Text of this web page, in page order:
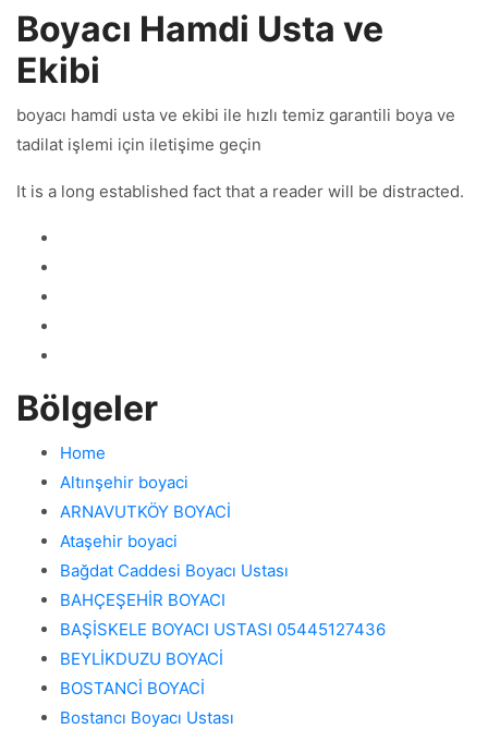
Boyacı Hamdi Usta ve
Ekibi
boyacı hamdi usta ve ekibi ile hızlı temiz garantili boya ve
tadilat işlemi için iletişime geçin
It is a long established fact that a reader will be distracted.
Bölgeler
Home
Altınşehir boyaci
ARNAVUTKÖY BOYACİ
Ataşehir boyaci
Bağdat Caddesi Boyacı Ustası
BAHÇEŞEHİR BOYACI
BAŞİSKELE BOYACI USTASI 05445127436
BEYLİKDUZU BOYACİ
BOSTANCİ BOYACİ
Bostancı Boyacı Ustası